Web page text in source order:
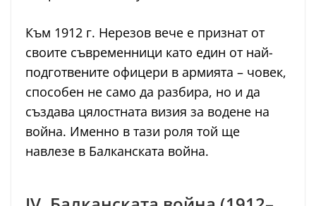
Към 1912 г. Нерезов вече е признат от
своите съвременници като един от най-
подготвените офицери в армията – човек,
способен не само да разбира, но и да
създава цялостната визия за водене на
война. Именно в тази роля той ще
навлезе в Балканската война.